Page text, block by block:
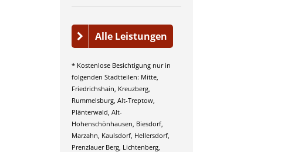
Alle Leistungen
* Kostenlose Besichtigung nur in
folgenden Stadtteilen: Mitte,
Friedrichshain, Kreuzberg,
Rummelsburg, Alt-Treptow,
Plänterwald, Alt-
Hohenschönhausen, Biesdorf,
Marzahn, Kaulsdorf, Hellersdorf,
Prenzlauer Berg, Lichtenberg,